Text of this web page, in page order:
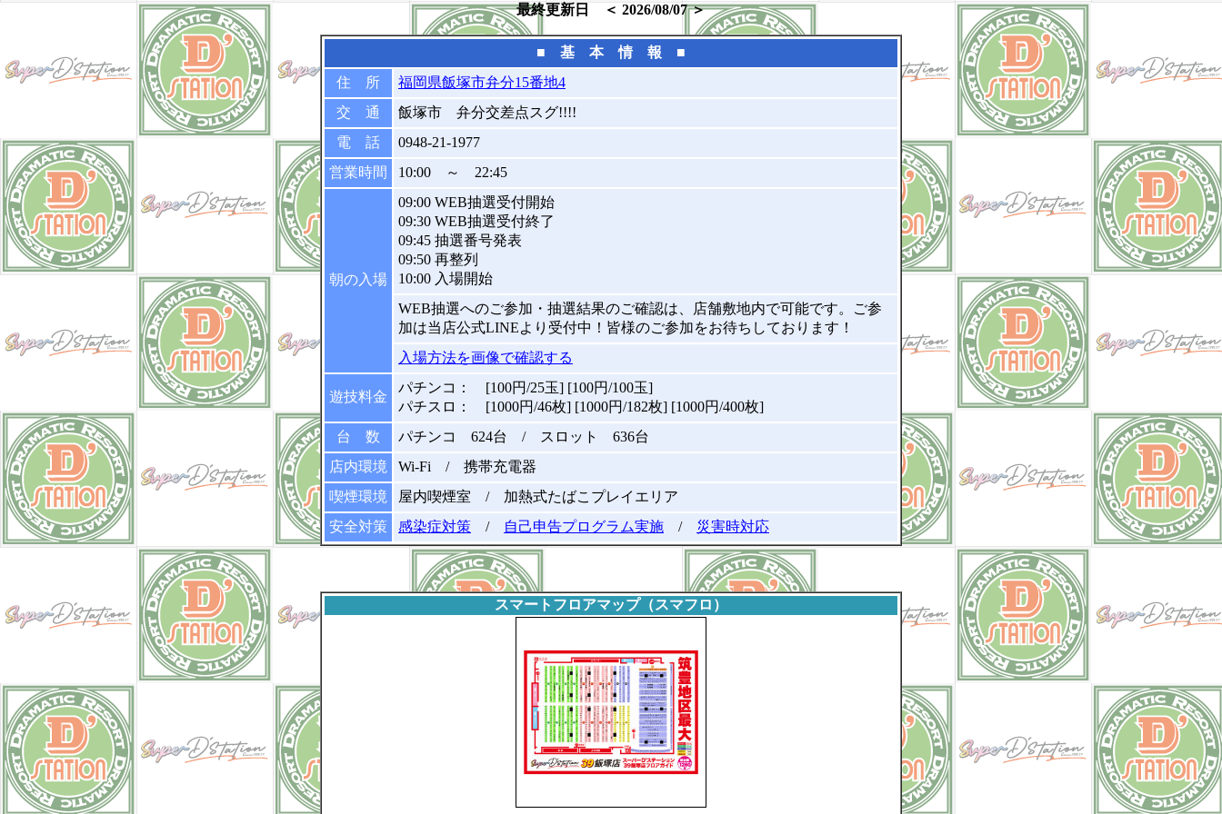
最終更新日 ＜ 2026/08/07 ＞
■ 基 本 情 報 ■
住 所
福岡県飯塚市弁分15番地4
交 通
飯塚市 弁分交差点スグ!!!!
電 話
0948-21-1977
営業時間
10:00 ～ 22:45
朝の入場
09:00 WEB抽選受付開始
09:30 WEB抽選受付終了
09:45 抽選番号発表
09:50 再整列
10:00 入場開始
WEB抽選へのご参加・抽選結果のご確認は、店舗敷地内で可能です。ご参
加は当店公式LINEより受付中！皆様のご参加をお待ちしております！
入場方法を画像で確認する
遊技料金
パチンコ： [100円/25玉] [100円/100玉]
パチスロ： [1000円/46枚] [1000円/182枚] [1000円/400枚]
台 数
パチンコ 624台 / スロット 636台
店内環境
Wi-Fi / 携帯充電器
喫煙環境
屋内喫煙室 / 加熱式たばこプレイエリア
安全対策
感染症対策 / 自己申告プログラム実施 / 災害時対応
スマートフロアマップ（スマフロ）